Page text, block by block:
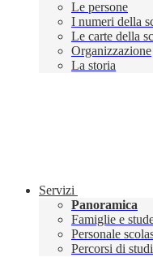
Le persone
I numeri della
Le carte della
Organizzazione
La storia
Servizi
Panoramica
Famiglie e
Personale
Percorsi di